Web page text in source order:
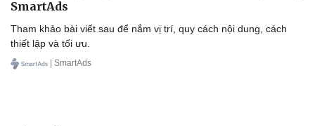
SmartAds
Tham khảo bài viết sau để nắm vị trí, quy cách nội dung, cách
thiết lập và tối ưu.
| SmartAds